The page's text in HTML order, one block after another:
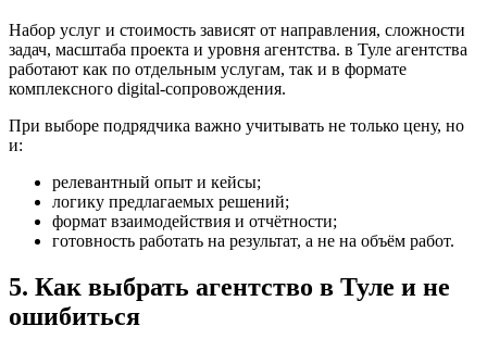
Набор услуг и стоимость зависят от направления, сложности
задач, масштаба проекта и уровня агентства. в Туле агентства
работают как по отдельным услугам, так и в формате
комплексного digital-сопровождения.
При выборе подрядчика важно учитывать не только цену, но
и:
релевантный опыт и кейсы;
логику предлагаемых решений;
формат взаимодействия и отчётности;
готовность работать на результат, а не на объём работ.
5. Как выбрать агентство в Туле и не
ошибиться